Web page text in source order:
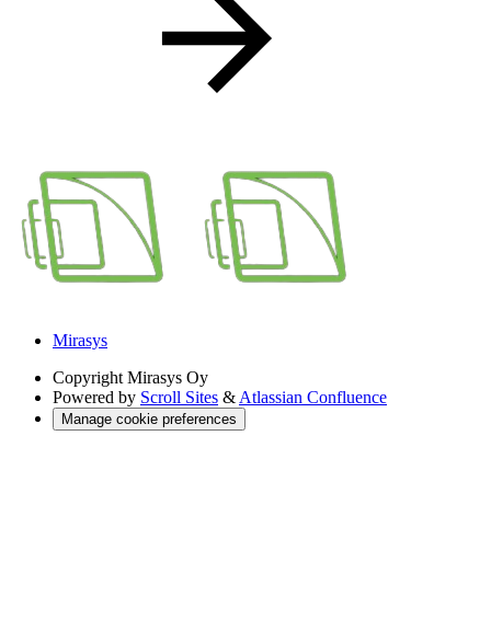
Mirasys
Copyright Mirasys Oy
Powered by Scroll Sites & Atlassian Confluence
Manage cookie preferences